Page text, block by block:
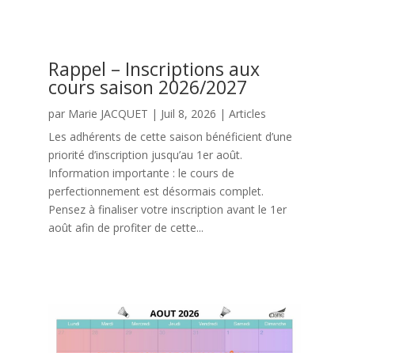
Rappel – Inscriptions aux
cours saison 2026/2027
par Marie JACQUET | Juil 8, 2026 | Articles
Les adhérents de cette saison bénéficient d’une
priorité d’inscription jusqu’au 1er août.
Information importante : le cours de
perfectionnement est désormais complet.
Pensez à finaliser votre inscription avant le 1er
août afin de profiter de cette...